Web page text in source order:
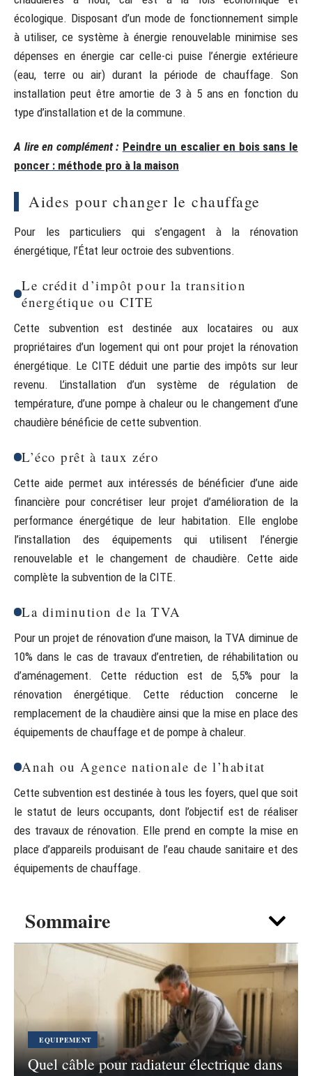
Sommaire
EQUIPEMENT
Quel câble pour radiateur électrique dans
écologique. Disposant d’un mode de fonctionnement simple
à utiliser, ce système à énergie renouvelable minimise ses
dépenses en énergie car celle-ci puise l’énergie extérieure
(eau, terre ou air) durant la période de chauffage. Son
installation peut être amortie de 3 à 5 ans en fonction du
type d’installation et de la commune.
A lire en complément : Peindre un escalier en bois sans le
poncer : méthode pro à la maison
Aides pour changer le chauffage
Pour les particuliers qui s’engagent à la rénovation
énergétique, l’État leur octroie des subventions.
Le crédit d’impôt pour la transition
énergétique ou CITE
Cette subvention est destinée aux locataires ou aux
propriétaires d’un logement qui ont pour projet la rénovation
énergétique. Le CITE déduit une partie des impôts sur leur
revenu. L’installation d’un système de régulation de
température, d’une pompe à chaleur ou le changement d’une
chaudière bénéficie de cette subvention.
L’éco prêt à taux zéro
Cette aide permet aux intéressés de bénéficier d’une aide
financière pour concrétiser leur projet d’amélioration de la
performance énergétique de leur habitation. Elle englobe
l’installation des équipements qui utilisent l’énergie
renouvelable et le changement de chaudière. Cette aide
complète la subvention de la CITE.
La diminution de la TVA
Pour un projet de rénovation d’une maison, la TVA diminue de
10% dans le cas de travaux d’entretien, de réhabilitation ou
d’aménagement. Cette réduction est de 5,5% pour la
rénovation énergétique. Cette réduction concerne le
remplacement de la chaudière ainsi que la mise en place des
équipements de chauffage et de pompe à chaleur.
Anah ou Agence nationale de l’habitat
Cette subvention est destinée à tous les foyers, quel que soit
le statut de leurs occupants, dont l’objectif est de réaliser
des travaux de rénovation. Elle prend en compte la mise en
place d’appareils produisant de l’eau chaude sanitaire et des
équipements de chauffage.